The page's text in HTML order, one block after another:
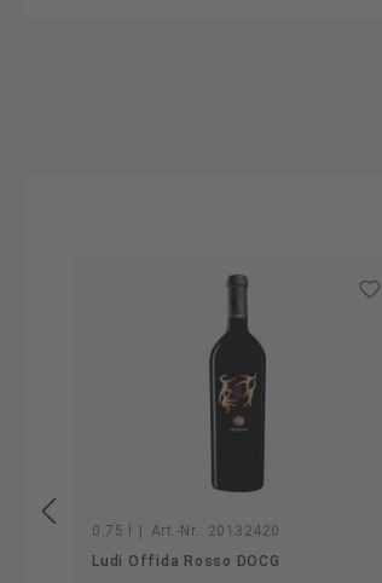
0.75 l Art.-Nr.: 20132420
Ludi Offida Rosso DOCG